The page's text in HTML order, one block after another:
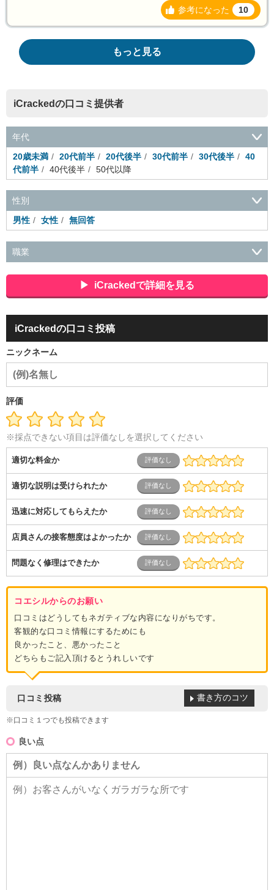
参考になった 10
もっと見る
iCrackedの口コミ提供者
年代
20歳未満
20代前半 20代後半 30代前半 30代後半
40
代前半
40代後半 50代以降
性別
男性
女性 無回答
職業
広告・マスコミ
接客・小売・流通・外食・食
品
アミューズメント・エンターテイメント・ゲーム関連
美
ダル・葬祭
メディア職
芸能・イベント・コンパニオン
ム開発・SE・インフラ）
導体・制御）
警備・交通・建築・土木技術職
医療・福祉・
介護
その他
ス
士業・コンサルティング 金融・商社
不動産・保険・サ
ービス
専業主婦（夫）
営業
iCrackedで詳細を見る
iCrackedの口コミ投稿
ニックネーム
評価
※採点できない項目は評価なしを選択してください
適切な料金か
適切な説明は受けられたか
迅速に対応してもらえたか
店員さんの接客態度はよかったか
問題なく修理はできたか
コエシルからのお願い
口コミはどうしてもネガティブな内容になりがちです。
客観的な口コミ情報にするためにも
良かったこと、悪かったこと
どちらもご記入頂けるとうれしいです
口コミ投稿
※口コミ１つでも投稿できます
書き方のコツ
良い点